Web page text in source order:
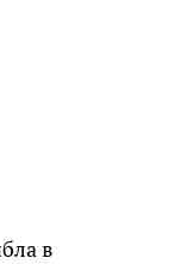
в